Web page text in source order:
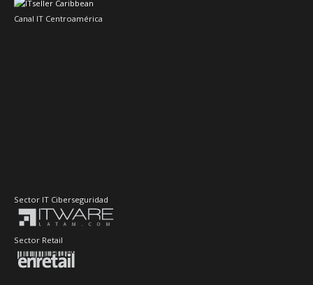
Canal IT Centroamérica
Sector IT Ciberseguridad
Sector Retail